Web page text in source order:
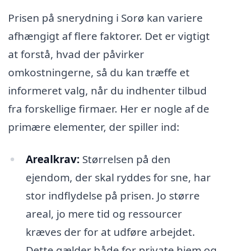
Prisen på snerydning i Sorø kan variere
afhængigt af flere faktorer. Det er vigtigt
at forstå, hvad der påvirker
omkostningerne, så du kan træffe et
informeret valg, når du indhenter tilbud
fra forskellige firmaer. Her er nogle af de
primære elementer, der spiller ind:
Arealkrav: Størrelsen på den
ejendom, der skal ryddes for sne, har
stor indflydelse på prisen. Jo større
areal, jo mere tid og ressourcer
kræves der for at udføre arbejdet.